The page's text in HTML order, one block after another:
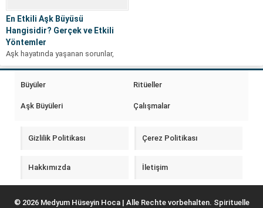
En Etkili Aşk Büyüsü
Hangisidir? Gerçek ve Etkili
Yöntemler
Aşk hayatında yaşanan sorunlar,
insanları zaman zaman farklı çözüm
kişiyi geri...
Büyüler Ritüeller
Aşk Büyüleri Çalışmalar
Gizlilik Politikası Çerez Politikası
Hakkımızda İletişim
© 2026 Medyum Hüseyin Hoca | Alle Rechte vorbehalten. Spirituelle